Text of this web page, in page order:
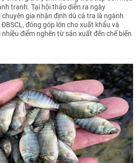
tranh. Tại hội thảo diễn ra ngày
gia nhận định dù cá tra là ngành
đóng góp lớn cho xuất khẩu và
điểm nghẽn từ sản xuất đến chế biến